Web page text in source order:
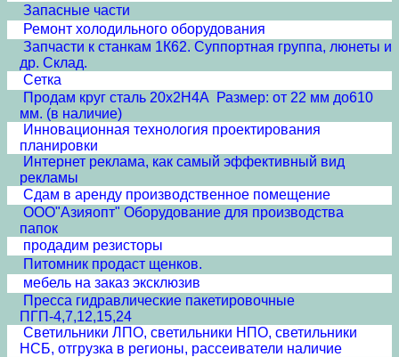
Запасные части
Ремонт холодильного оборудования
Запчасти к станкам 1К62. Суппортная группа, люнеты и
др. Склад.
Сетка
Продам круг сталь 20х2Н4А Размер: от 22 мм до610
мм. (в наличие)
Инновационная технология проектирования
планировки
Интернет реклама, как самый эффективный вид
рекламы
Сдам в аренду производственное помещение
ООО"Азияопт" Оборудование для производства
папок
продадим резисторы
Питомник продаст щенков.
мебель на заказ эксклюзив
Пресса гидравлические пакетировочные
ПГП-4,7,12,15,24
Светильники ЛПО, светильники НПО, светильники
НСБ, отгрузка в регионы, рассеиватели наличие